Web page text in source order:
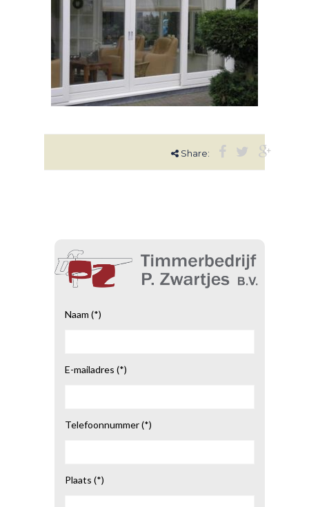
Share:
Naam (*)
E-mailadres (*)
Telefoonnummer (*)
Plaats (*)